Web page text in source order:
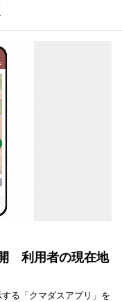
利用者の現在地
る「クマダスアプリ」を